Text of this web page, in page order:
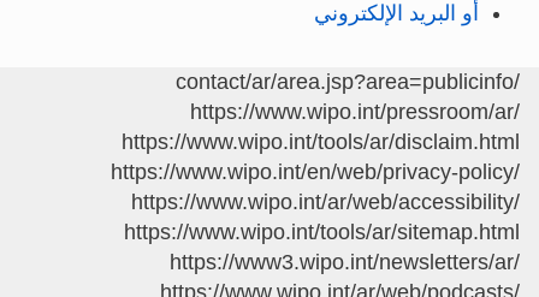
أو البريد الإلكتروني
/contact/ar/area.jsp?area=publicinfo
https://www.wipo.int/pressroom/ar/
https://www.wipo.int/tools/ar/disclaim.html
https://www.wipo.int/en/web/privacy-policy/
https://www.wipo.int/ar/web/accessibility/
https://www.wipo.int/tools/ar/sitemap.html
https://www3.wipo.int/newsletters/ar/
https://www.wipo.int/ar/web/podcasts/